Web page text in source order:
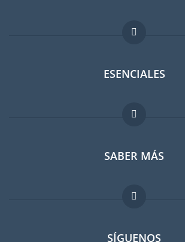
ESENCIALES
Foro para expatriados
Guia para expatriados
Trabajos en el extranjero
SABER MÁS
FAQ
SÍGUENOS